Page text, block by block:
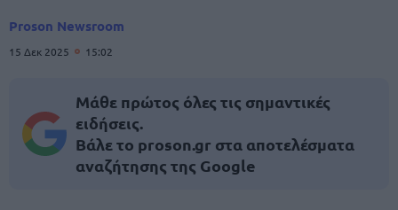
Proson Newsroom
15 Δεκ 2025 15:02
Μάθε πρώτος όλες τις σημαντικές
ειδήσεις.
Βάλε το proson.gr στα αποτελέσματα
αναζήτησης της Google